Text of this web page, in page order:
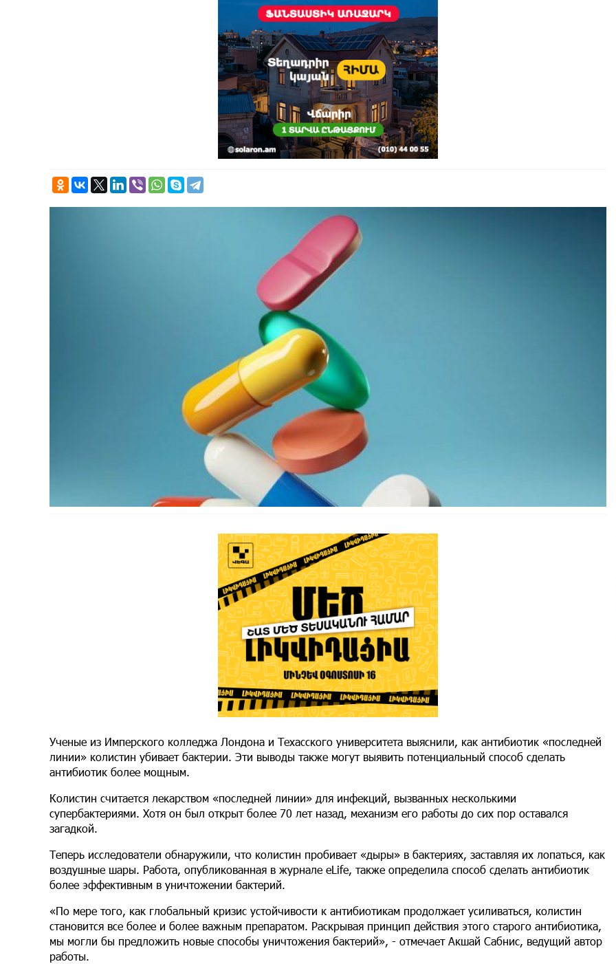
Ученые из Имперского колледжа Лондона и Техасского университета выяснили, как антибиотик «последней
линии» колистин убивает бактерии. Эти выводы также могут выявить потенциальный способ сделать
антибиотик более мощным.
Колистин считается лекарством «последней линии» для инфекций, вызванных несколькими
супербактериями. Хотя он был открыт более 70 лет назад, механизм его работы до сих пор оставался
загадкой.
Теперь исследователи обнаружили, что колистин пробивает «дыры» в бактериях, заставляя их лопаться, как
воздушные шары. Работа, опубликованная в журнале eLife, также определила способ сделать антибиотик
более эффективным в уничтожении бактерий.
«По мере того, как глобальный кризис устойчивости к антибиотикам продолжает усиливаться, колистин
становится все более и более важным препаратом. Раскрывая принцип действия этого старого антибиотика,
мы могли бы предложить новые способы уничтожения бактерий», - отмечает Акшай Сабнис, ведущий автор
работы.